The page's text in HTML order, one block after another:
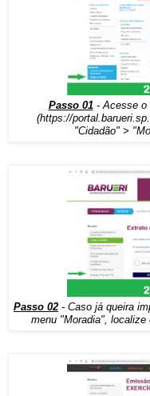
Passo 01- Acesse o
(https://
"Cidadão" >
Passo 02 - Caso já queira
menu "Moradia",